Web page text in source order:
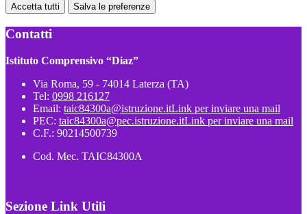
Accetta tutti Salva le preferenze
Contatti
Istituto Comprensivo “Diaz”
Via Roma, 59 - 74014 Laterza (TA)
Tel: 0998 216127
Email: taic84300a@istruzione.itLink per inviare una mail
PEC: taic84300a@pec.istruzione.itLink per inviare una mail
C.F.: 90214500739
Cod. Mec. TAIC84300A
Sezione Link Utili